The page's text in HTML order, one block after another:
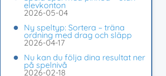
elevkonton
2026-05-04
Ny speltyp: Sortera – träna
ordning med drag och släpp
2026-04-17
Nu kan du följa dina resultat ner
på spelnivå
2026-02-18